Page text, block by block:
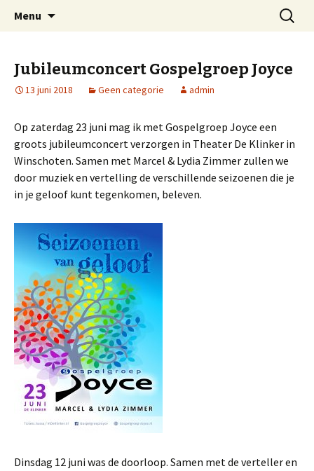
Arnold Wienen
Welkom op mijn website
Menu
Zoeken
naar:
Jubileumconcert Gospelgroep Joyce
13 juni 2018 Geen categorie admin
Op zaterdag 23 juni mag ik met Gospelgroep Joyce een
groots jubileumconcert verzorgen in Theater De Klinker in
Winschoten. Samen met Marcel & Lydia Zimmer zullen we
door muziek en vertelling de verschillende seizoenen die je
in je geloof kunt tegenkomen, beleven.
Dinsdag 12 juni was de doorloop. Samen met de verteller en